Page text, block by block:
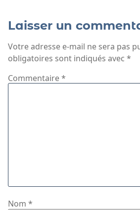
Laisser un
Votre adresse e-mail ne sera pas
obligatoires sont indiqués avec *
Commentaire*
Nom *